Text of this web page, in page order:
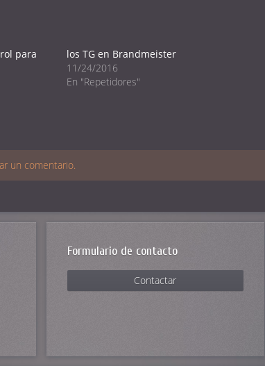
para
los TG en Brandmeister
11/24/2016
En "Repetidores"
un comentario.
Formulario de contacto
Contactar